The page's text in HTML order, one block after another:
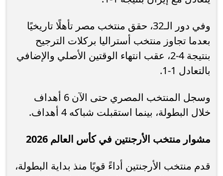
وفي دور الـ32، حقق منتخب مصر تأهلًا تاريخيًا
بعدما تجاوز منتخب أستراليا بركلات الترجيح
بنتيجة 4-2، عقب انتهاء الوقتين الأصلي والإضافي
بالتعادل 1-1.
وسجل المنتخب المصري حتى الآن 6 أهداف
خلال البطولة، بينما استقبلت شباكه 4 أهداف.
مشوار منتخب الأرجنتين في كأس العالم 2026
قدم منتخب الأرجنتين أداءً قويًا منذ بداية البطولة،